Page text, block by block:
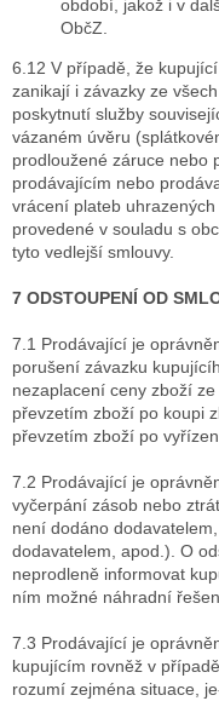
období, jakož i v
ObčZ.
6.12 V případě, že
zanikají i závazky ze
poskytnutí služby
vázaném úvěru
prodloužené záruce nebo
prodávajícím nebo
vrácení plateb
provedené v souladu s
tyto vedlejší smlouvy.
7 ODSTOUPENÍ OD
7.1 Prodávající je
porušení závazku
nezaplacení ceny zboží
převzetím zboží po koupi
převzetím zboží po
7.2 Prodávající je
vyčerpání zásob nebo
není dodáno
dodavatelem, apod.). O
neprodleně informovat
ním možné náhradní
7.3 Prodávající je
kupujícím rovněž v
rozumí zejména situace,